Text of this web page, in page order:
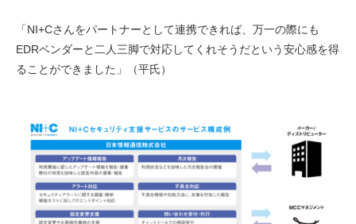
「NI+Cさんをパートナーとして連携できれば、万一の際にも
EDRベンダーと二人三脚で対応してくれそうだという安心感を得
ることができました」（平氏）